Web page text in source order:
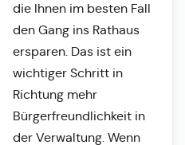
die Ihnen im besten Fall
den Gang ins Rathaus
ersparen. Das ist ein
wichtiger Schritt in
Richtung mehr
Bürgerfreundlichkeit in
der Verwaltung. Wenn